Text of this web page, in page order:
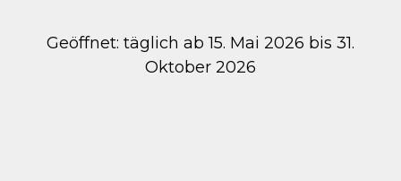
Geöffnet: täglich ab 15. Mai 2026 bis 31.
Oktober 2026